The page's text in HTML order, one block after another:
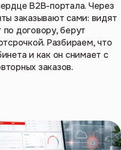
B2B-портала. Через
заказывают сами: видят
договору, берут
Разбираем, что
и как он снимает с
заказов.
ЦЕНА, ЗАКАЗ ПО